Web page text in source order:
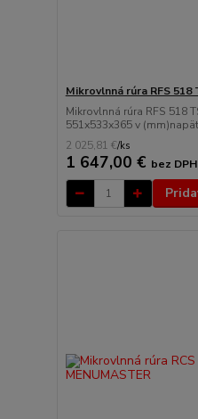
Mikrovlnná rúra RFS 518
Mikrovlnná rúra RFS 518
551x533x365 v
2 025,81 €/ks
1 647,00 € bez DPH